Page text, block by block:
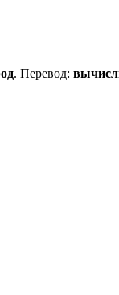
. Перевод: